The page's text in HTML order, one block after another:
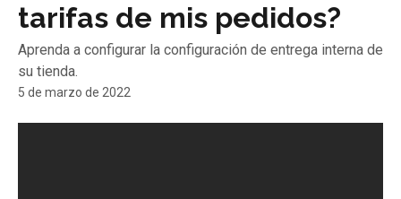
tarifas de mis pedidos?
Aprenda a configurar la configuración de entrega interna de
su tienda.
5 de marzo de 2022